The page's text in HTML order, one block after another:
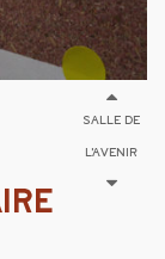
SALLE DE
L'AVENIR